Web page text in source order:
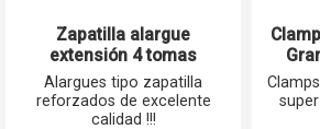
Zapatilla alargue
extensión 4 tomas
corriente schuko 16A
Alargues tipo zapatilla
reforzados de excelente
calidad !!!